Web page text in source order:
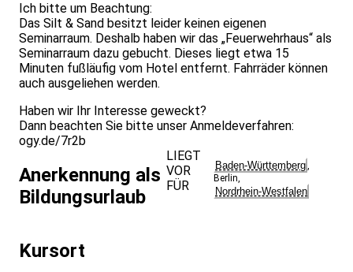
Ich bitte um Beachtung:
Das Silt & Sand besitzt leider keinen eigenen
Seminarraum. Deshalb haben wir das „Feuerwehrhaus“ als
Seminarraum dazu gebucht. Dieses liegt etwa 15
Minuten fußläufig vom Hotel entfernt. Fahrräder können
auch ausgeliehen werden.
Haben wir Ihr Interesse geweckt?
Dann beachten Sie bitte unser Anmeldeverfahren:
ogy.de/7r2b
Anerkennung als
Bildungsurlaub
LIEGT
VOR
FÜR
Baden-Württemberg,
Berlin,
Nordrhein-Westfalen
Kursort